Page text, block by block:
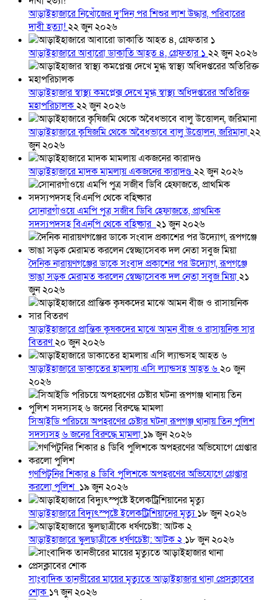
আড়াইহাজারে নিখোঁজের দুু’দিন পর শিশুর লাশ উদ্ধার, পরিবারের
দাবী হত্যা!২২ জুন ২০২৬
আড়াইহাজারে আবারো ডাকাতি আহত ৪, গ্রেফতার ১ ২২ জুন ২০২৬
আড়াইহাজার স্বাস্থ্য কমপ্লেক্স দেখে মুগ্ধ স্বাস্থ্য অধিদপ্তরের অতিরিক্ত
মহাপরিচালক২২ জুন ২০২৬
আড়াইহাজারে কৃষিজমি থেকে অবৈধভাবে বালু উত্তোলন, জরিমানা২২
জুন ২০২৬
আড়াইহাজারে মাদক মামলায় একজনের কারাদণ্ড২২ জুন ২০২৬
সোনারগাঁওয়ে এমপি পুত্র সজীব ডিবি হেফাজতে, প্রাথমিক
সদস্যপদসহ বিএনপি থেকে বহিষ্কার ২১ জুন ২০২৬
দৈনিক নারায়ণগঞ্জের ডাকে সংবাদ প্রকাশের পর উদ্যোগ, রূপগঞ্জে
ভাঙা সড়ক মেরামত করলেন স্বেচ্ছাসেবক দল নেতা সবুজ মিয়া২১
জুন ২০২৬
আড়াইহাজারে প্রান্তিক কৃষকদের মাঝে আমন বীজ ও রাসায়নিক সার
বিতরণ২০ জুন ২০২৬
আড়াইহাজারে ডাকাতের হামলায় এসি ল্যান্ডসহ আহত ৬২০ জুন
২০২৬
সিআইডি পরিচয়ে অপহরণের চেষ্টার ঘটনা রূপগঞ্জ থানায় তিন পুলিশ
সদস্যসহ ৬ জনের বিরুদ্ধে মামলা ১৯ জুন ২০২৬
গণপিটুনির শিকার ৪ ডিবি পুলিশকে অপহরণের অভিযোগে গ্রেপ্তার
করলো পুলিশ ১৯ জুন ২০২৬
আড়াইহাজারে বিদ্যুৎস্পৃষ্টে ইলেকট্রিশিয়ানের মৃত্যু১৮ জুন ২০২৬
আড়াইহাজারে স্কুলছাত্রীকে ধর্ষণচেষ্টা: আটক ২ ১৮ জুন ২০২৬
সাংবাদিক তানভীরের মায়ের মৃত্যুতে আড়াইহাজার থানা প্রেসক্লাবের
শোক ১৭ জুন ২০২৬